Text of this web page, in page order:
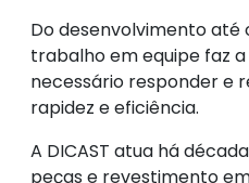
Do desenvolvimento até
trabalho em equipe faz
necessário responder e
rapidez e eficiência.
A DICAST atua há
peças e revestimento em